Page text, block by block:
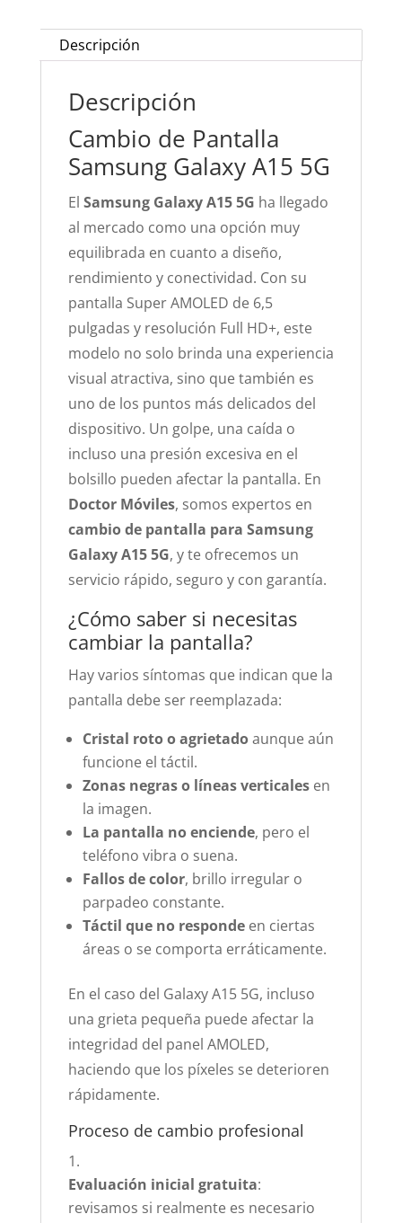
Descripción
Descripción
Cambio de Pantalla
Samsung Galaxy A15 5G
El Samsung Galaxy A15 5G ha llegado
al mercado como una opción muy
equilibrada en cuanto a diseño,
rendimiento y conectividad. Con su
pantalla Super AMOLED de 6,5
pulgadas y resolución Full HD+, este
modelo no solo brinda una experiencia
visual atractiva, sino que también es
uno de los puntos más delicados del
dispositivo. Un golpe, una caída o
incluso una presión excesiva en el
bolsillo pueden afectar la pantalla. En
Doctor Móviles, somos expertos en
cambio de pantalla para Samsung
Galaxy A15 5G, y te ofrecemos un
servicio rápido, seguro y con garantía.
¿Cómo saber si necesitas
cambiar la pantalla?
Hay varios síntomas que indican que la
pantalla debe ser reemplazada:
Cristal roto o agrietadoaunque aún
funcione el táctil.
Zonas negras o líneas verticalesen
la imagen.
La pantalla no enciende, pero el
teléfono vibra o suena.
Fallos de color, brillo irregular o
parpadeo constante.
Táctil que no respondeen ciertas
áreas o se comporta erráticamente.
En el caso del Galaxy A15 5G, incluso
una grieta pequeña puede afectar la
integridad del panel AMOLED,
haciendo que los píxeles se deterioren
rápidamente.
Proceso de cambio profesional
Evaluación inicial gratuita:
revisamos si realmente es necesario